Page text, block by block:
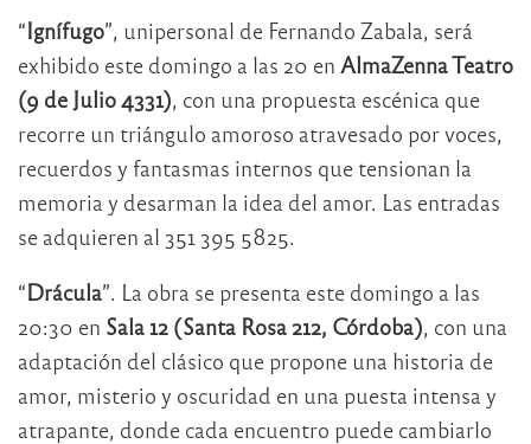
“Ignífugo”, unipersonal de Fernando Zabala, será
exhibido este domingo a las 20 en AlmaZenna Teatro
(9 de Julio 4331), con una propuesta escénica que
recorre un triángulo amoroso atravesado por voces,
recuerdos y fantasmas internos que tensionan la
memoria y desarman la idea del amor. Las entradas
se adquieren al 351 395 5825.
“Drácula”. La obra se presenta este domingo a las
20:30 en Sala 12 (Santa Rosa 212, Córdoba), con una
adaptación del clásico que propone una historia de
amor, misterio y oscuridad en una puesta intensa y
atrapante, donde cada encuentro puede cambiarlo